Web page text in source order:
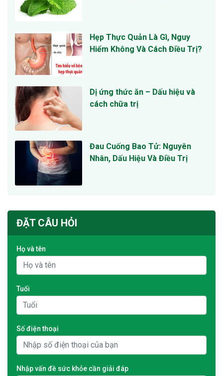
Hẹp Thực Quản Là Gì, Nguy
Hiểm Không Và Cách Điều Trị?
Dị ứng thức ăn – Dấu hiệu và
cách chữa trị
Đau Cuống Bao Tử: Nguyên
Nhân, Dấu Hiệu Và Điều Trị
ĐẶT CÂU HỎI
Họ và tên
Tuổi
Số điện thoại
Nhập vấn đề sức khỏe cần giải đáp